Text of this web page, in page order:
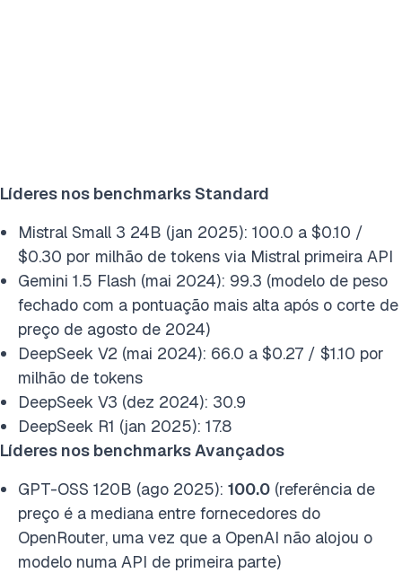
Líderes nos benchmarks Standard
Mistral Small 3 24B (jan 2025): 100.0 a $0.10 /
$0.30 por milhão de tokens via Mistral primeira API
Gemini 1.5 Flash (mai 2024): 99.3 (modelo de peso
fechado com a pontuação mais alta após o corte de
preço de agosto de 2024)
DeepSeek V2 (mai 2024): 66.0 a $0.27 / $1.10 por
milhão de tokens
DeepSeek V3 (dez 2024): 30.9
DeepSeek R1 (jan 2025): 17.8
Líderes nos benchmarks Avançados
GPT-OSS 120B (ago 2025): 100.0 (referência de
preço é a mediana entre fornecedores do
OpenRouter, uma vez que a OpenAI não alojou o
modelo numa API de primeira parte)